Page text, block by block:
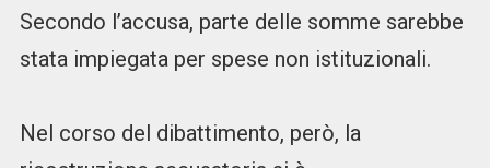
Secondo l’accusa, parte delle somme sarebbe
stata impiegata per spese non istituzionali.
Nel corso del dibattimento, però, la